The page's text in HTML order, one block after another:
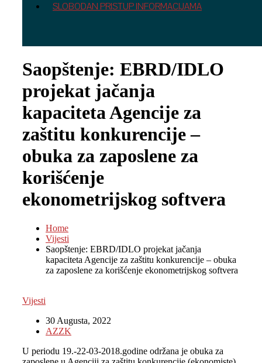
SLOBODAN PRISTUP INFORMACIJAMA
Saopštenje: EBRD/IDLO
projekat jačanja
kapaciteta Agencije za
zaštitu konkurencije –
obuka za zaposlene za
korišćenje
ekonometrijskog softvera
Home
Vijesti
Saopštenje: EBRD/IDLO projekat jačanja
kapaciteta Agencije za zaštitu konkurencije – obuka
za zaposlene za korišćenje ekonometrijskog softvera
Vijesti
30 Augusta, 2022
AZZK
U periodu 19.-22-03-2018.godine održana je obuka za